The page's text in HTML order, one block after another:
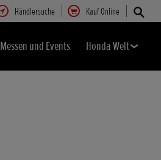
Händlersuche Kauf Online
Messen und Events Honda Welt